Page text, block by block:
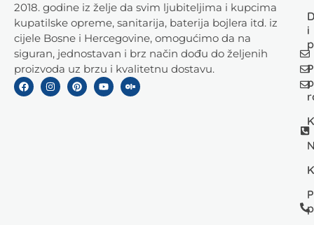
2018. godine iz želje da svim ljubiteljima i kupcima
kupatilske opreme, sanitarija, baterija bojlera itd. iz
cijele Bosne i Hercegovine, omogućimo da na
siguran, jednostavan i brz način dođu do željenih
proizvoda uz brzu i kvalitetnu dostavu.
i